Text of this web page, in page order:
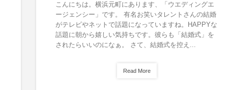
こんにちは。横浜元町にあります、「ウエディングエ
ージェンシー」です。 有名お笑いタレントさんの結婚
がテレビやネットで話題になっていますね。HAPPYな
話題に朝から嬉しい気持ちです。彼らも「結婚式」を
されたらいいのになぁ。 さて、結婚式を控え...
Read More